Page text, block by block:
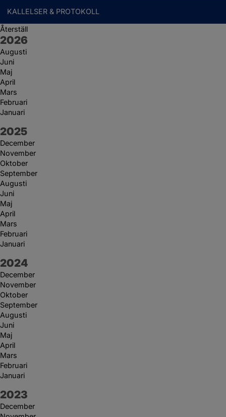
KALLELSER & PROTOKOLL
Återställ
År:
2026
Augusti
Juni
Maj
April
Mars
Februari
Januari
År:
2025
December
November
Oktober
September
Augusti
Juni
Maj
April
Mars
Februari
Januari
År:
2024
December
November
Oktober
September
Augusti
Juni
Maj
April
Mars
Februari
Januari
År:
2023
December